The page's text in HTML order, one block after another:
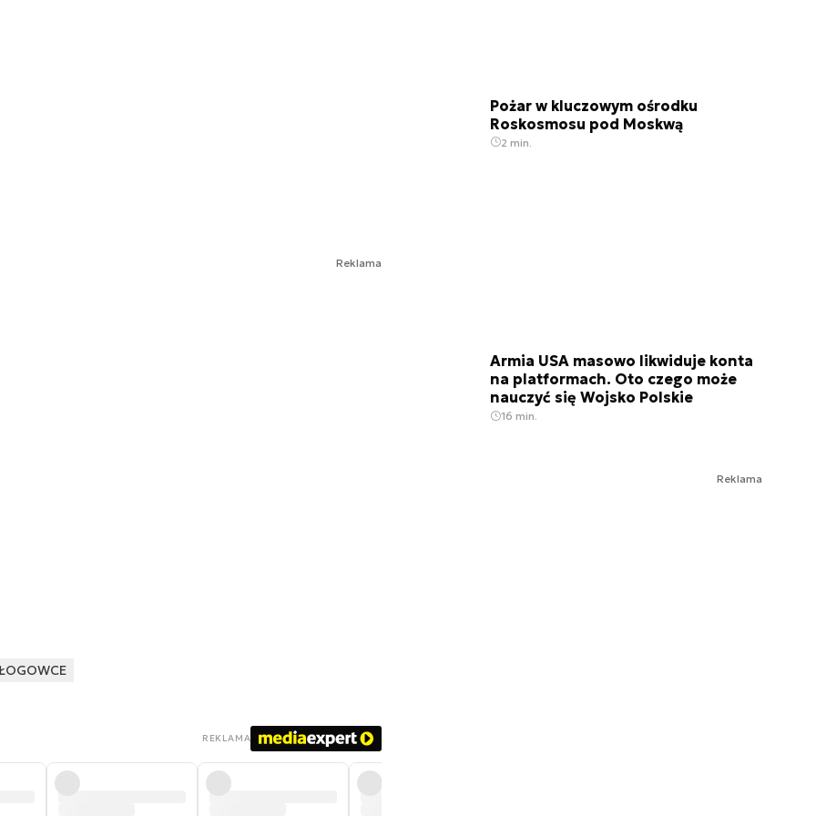
Reklama
REKLAMA
Pożar w kluczowym ośrodku
Roskosmosu pod Moskwą
2 min.
Armia USA masowo likwiduje konta
na platformach. Oto czego może
nauczyć się Wojsko Polskie
16 min.
Reklama